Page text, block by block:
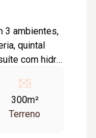
quintal
com hidro
300m²
Terreno